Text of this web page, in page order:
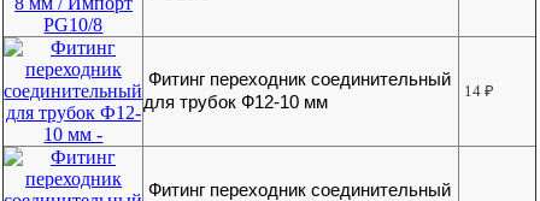
Фитинг переходник соединительный
для трубок Ф12-10 мм
14₽
Фитинг переходник соединительный